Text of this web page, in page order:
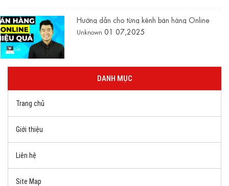
Hướng dẫn cho từng kênh bán hàng Online
Unknown 01 07,2025
DANH MỤC
Trang chủ
Giới thiệu
Liên hệ
Site Map